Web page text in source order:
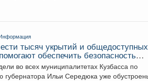
тысяч укрытий и общедоступных
обеспечить безопасность
во всех муниципалитетах Кузбасса по
губернатора Ильи Середюка уже